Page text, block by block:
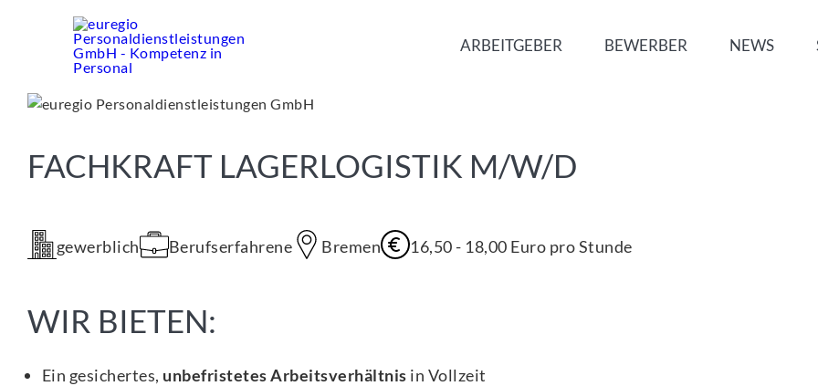
ARBEITGEBER BEWERBER NEWS
FACHKRAFT LAGERLOGISTIK M/W/D
gewerblich Berufserfahrene Bremen 16,50 - 18,00 Euro pro Stunde
WIR BIETEN:
Ein gesichertes, unbefristetes Arbeitsverhältnis in Vollzeit